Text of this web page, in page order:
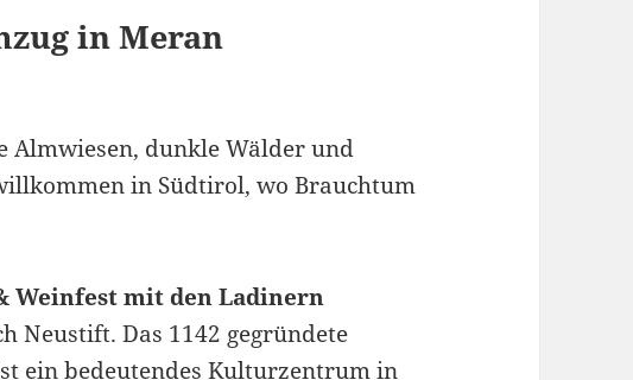
in Meran
Almwiesen, dunkle Wälder und
in Südtirol, wo Brauchtum
Weinfest mit den Ladinern
Neustift. Das 1142 gegründete
ein bedeutendes Kulturzentrum in